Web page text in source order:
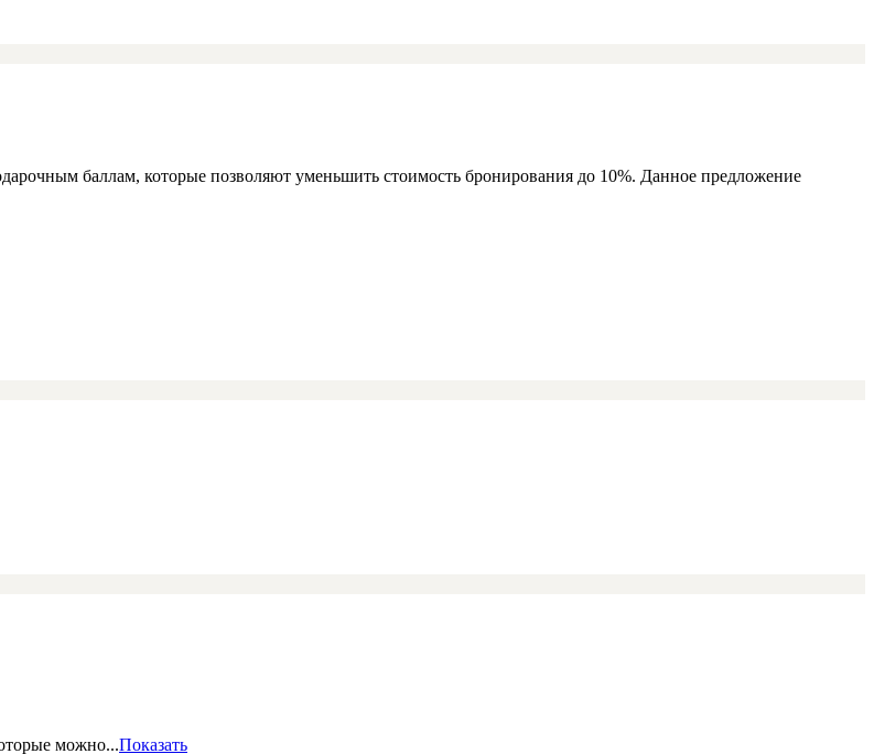
баллам, которые позволяют уменьшить стоимость бронирования до 10%. Данное предложение
можно...Показать